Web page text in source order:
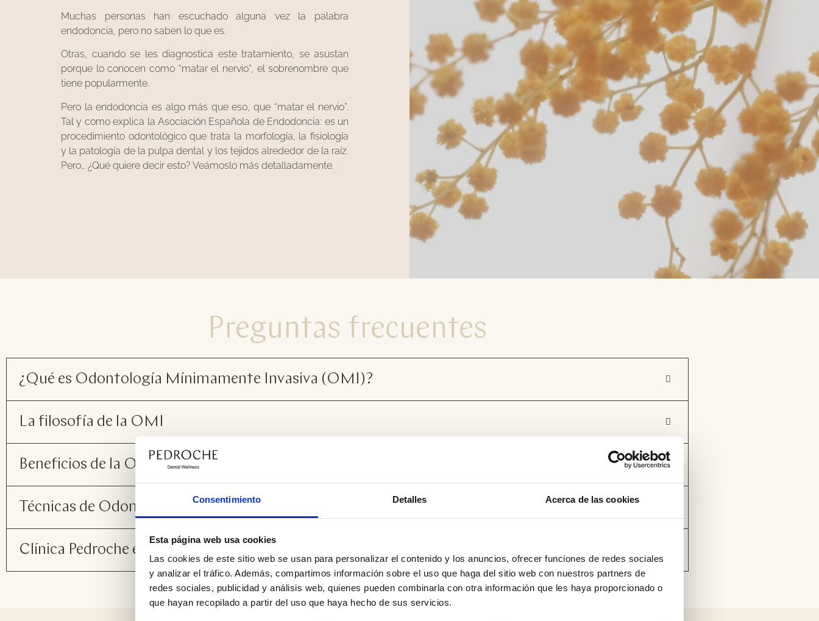
Consentimiento Detalles Acerca de las cookies
Esta página web usa cookies
Las cookies de este sitio web se usan para personalizar el contenido y los anuncios, ofrecer funciones de redes sociales
y analizar el tráfico. Además, compartimos información sobre el uso que haga del sitio web con nuestros partners de
redes sociales, publicidad y análisis web, quienes pueden combinarla con otra información que les haya proporcionado o
que hayan recopilado a partir del uso que haya hecho de sus servicios.
Muchas personas han escuchado alguna vez la palabra
endodoncia, pero no saben lo que es.
Otras, cuando se les diagnostica este tratamiento, se asustan
porque lo conocen como “matar el nervio”, el sobrenombre que
tiene popularmente.
Pero la endodoncia es algo más que eso, que “matar el nervio”.
Tal y como explica la Asociación Española de Endodoncia: es un
procedimiento odontológico que trata la morfología, la fisiología
y la patología de la pulpa dental y los tejidos alrededor de la raíz.
Pero… ¿Qué quiere decir esto? Veámoslo más detalladamente.
Preguntas frecuentes
¿Qué es Odontología Mínimamente Invasiva (OMI)?
La filosofía de la OMI
Beneficios de la Odontología Mínimamente Invasiva
Técnicas de Odontología Mínimamente Invasiva
Clínica Pedroche expertos y pioneros en OMI